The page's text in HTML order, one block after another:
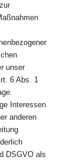
unser
6 Abs. 1
Interessen
anderen
DSGVO als